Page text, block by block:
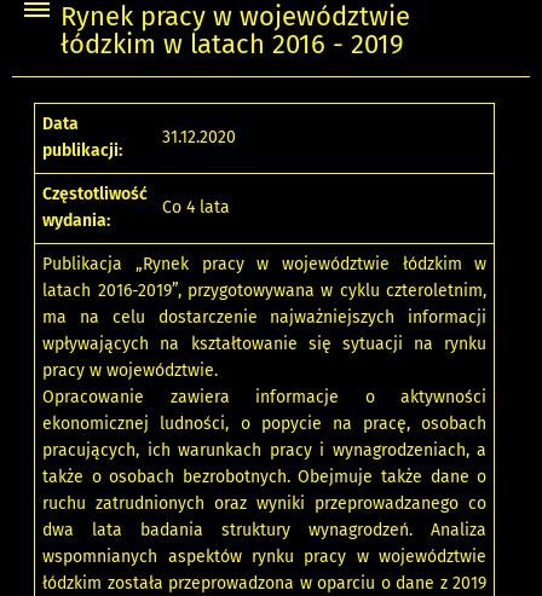
Rynek pracy w województwie
łódzkim w latach 2016 - 2019
Data
publikacji:
31.12.2020
Częstotliwość
wydania:
Co 4 lata
Publikacja „Rynek pracy w województwie łódzkim w
latach 2016-2019”, przygotowywana w cyklu czteroletnim,
ma na celu dostarczenie najważniejszych informacji
wpływających na kształtowanie się sytuacji na rynku
pracy w województwie.
Opracowanie zawiera informacje o aktywności
ekonomicznej ludności, o popycie na pracę, osobach
pracujących, ich warunkach pracy i wynagrodzeniach, a
także o osobach bezrobotnych. Obejmuje także dane o
ruchu zatrudnionych oraz wyniki przeprowadzanego co
dwa lata badania struktury wynagrodzeń. Analiza
wspomnianych aspektów rynku pracy w województwie
łódzkim została przeprowadzona w oparciu o dane z 2019